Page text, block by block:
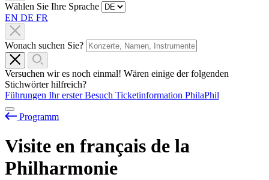
Wählen Sie Ihre Sprache
EN DE FR
Wonach suchen Sie?
Versuchen wir es noch einmal! Wären einige der folgenden
Stichwörter hilfreich?
Führungen Ihr erster Besuch Ticketinformation PhilaPhil
Programm
Visite en français de la
Philharmonie